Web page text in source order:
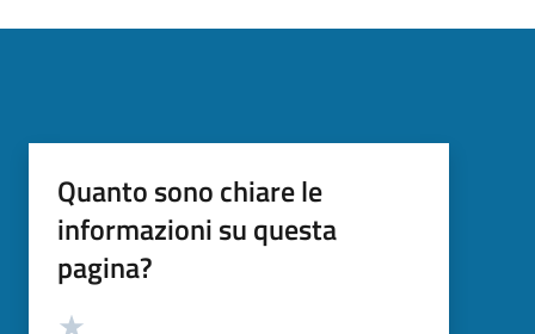
Quanto sono chiare le
informazioni su questa
pagina?
Valutazione